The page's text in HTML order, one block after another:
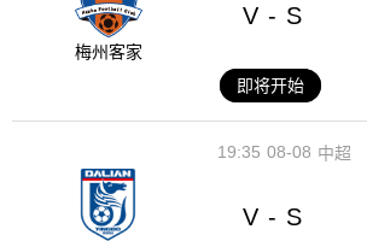
梅州客家
V - S
即将开始
08-08
19:35 中超
V - S